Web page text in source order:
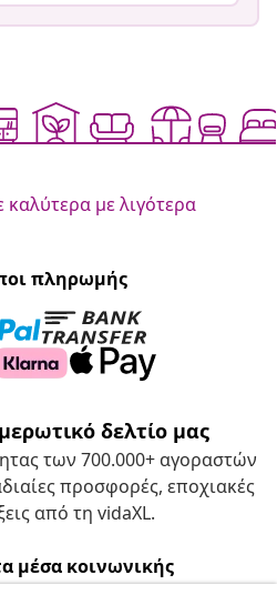
καλύτερα με λιγότερα
πληρωμής
δελτίο μας
των 700.000+ αγοραστών
προσφορές, εποχιακές
από τη vidaXL.
μέσα κοινωνικής